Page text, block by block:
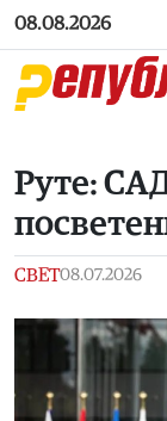
Skip to main content
08.08.2026
Руте:
СВЕТ08.07.2026